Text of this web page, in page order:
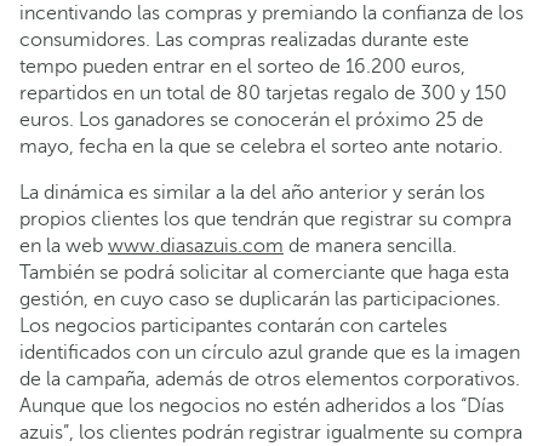
incentivando las compras y premiando la confianza de los
consumidores. Las compras realizadas durante este
tempo pueden entrar en el sorteo de 16.200 euros,
repartidos en un total de 80 tarjetas regalo de 300 y 150
euros. Los ganadores se conocerán el próximo 25 de
mayo, fecha en la que se celebra el sorteo ante notario.
La dinámica es similar a la del año anterior y serán los
propios clientes los que tendrán que registrar su compra
en la web www.diasazuis.com de manera sencilla.
También se podrá solicitar al comerciante que haga esta
gestión, en cuyo caso se duplicarán las participaciones.
Los negocios participantes contarán con carteles
identificados con un círculo azul grande que es la imagen
de la campaña, además de otros elementos corporativos.
Aunque que los negocios no estén adheridos a los “Días
azuis”, los clientes podrán registrar igualmente su compra